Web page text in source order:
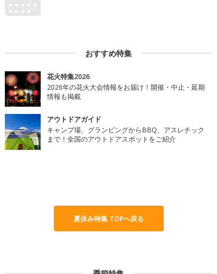
おすすめ特集
花火特集2026
2026年の花火大会情報をお届け！開催・中止・延期
情報も掲載
アウトドアガイド
キャンプ場、グランピングからBBQ、アスレチック
まで！全国のアウトドアスポットをご紹介
夏休み特集 TOPへ戻る